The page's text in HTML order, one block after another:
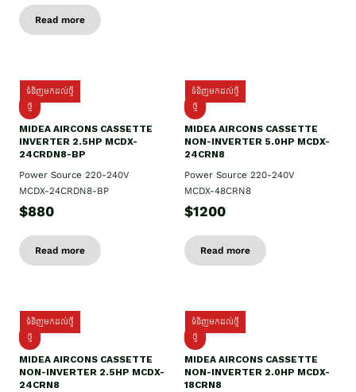
Read more
ទំនិញមកដល់ថ្មី
ថ្មី
MIDEA AIRCONS CASSETTE
INVERTER 2.5HP MCDX-
24CRDN8-BP
Power Source 220-240V
MCDX-24CRDN8-BP
$880
Read more
ទំនិញមកដល់ថ្មី
ថ្មី
MIDEA AIRCONS CASSETTE
NON-INVERTER 5.0HP MCDX-
24CRN8
Power Source 220-240V
MCDX-48CRN8
$1200
Read more
ទំនិញមកដល់ថ្មី
ថ្មី
MIDEA AIRCONS CASSETTE
NON-INVERTER 2.5HP MCDX-
24CRN8
ទំនិញមកដល់ថ្មី
ថ្មី
MIDEA AIRCONS CASSETTE
NON-INVERTER 2.0HP MCDX-
18CRN8